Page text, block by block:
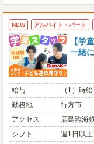
NEW アルバイト・パート
【学
一緒
給与
（1）時
勤務地
行方市
アクセス
鹿島臨海
シフト
週1日以